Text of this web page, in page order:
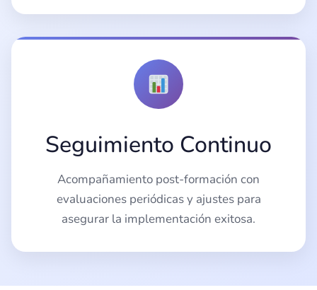
Seguimiento Continuo
Acompañamiento post-formación con
evaluaciones periódicas y ajustes para
asegurar la implementación exitosa.